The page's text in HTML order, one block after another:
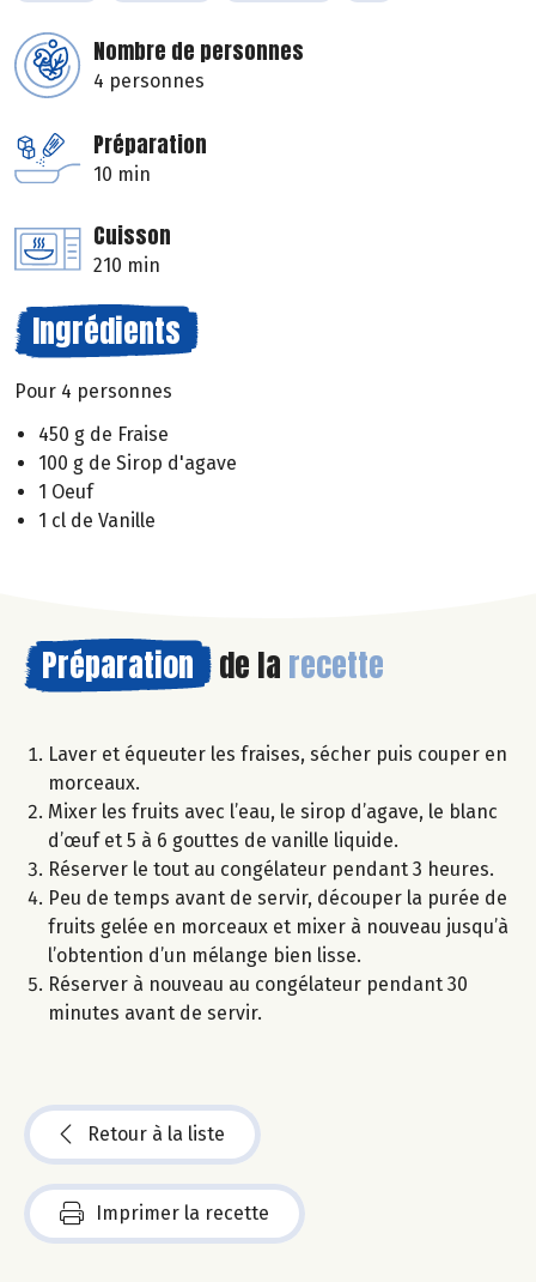
Nombre de personnes
4 personnes
Préparation
10 min
Cuisson
210 min
Ingrédients
Pour 4 personnes
450 g de Fraise
100 g de Sirop d'agave
1 Oeuf
1 cl de Vanille
Préparation de la recette
Laver et équeuter les fraises, sécher puis couper en
morceaux.
Mixer les fruits avec l’eau, le sirop d’agave, le blanc
d’œuf et 5 à 6 gouttes de vanille liquide.
Réserver le tout au congélateur pendant 3 heures.
Peu de temps avant de servir, découper la purée de
fruits gelée en morceaux et mixer à nouveau jusqu’à
l’obtention d’un mélange bien lisse.
Réserver à nouveau au congélateur pendant 30
minutes avant de servir.
Retour à la liste
Imprimer la recette